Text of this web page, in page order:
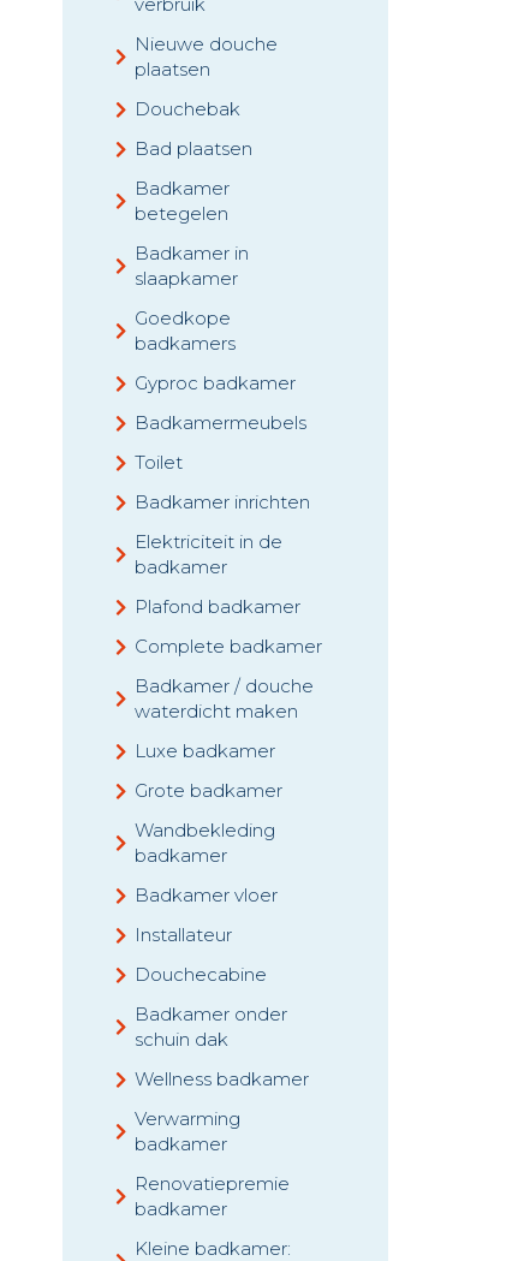
Nieuwe douche
plaatsen
Douchebak
Bad plaatsen
Badkamer
betegelen
Badkamer in
slaapkamer
Goedkope
badkamers
Gyproc badkamer
Badkamermeubels
Toilet
Badkamer inrichten
Elektriciteit in de
badkamer
Plafond badkamer
Complete badkamer
Badkamer / douche
waterdicht maken
Luxe badkamer
Grote badkamer
Wandbekleding
badkamer
Badkamer vloer
Installateur
Douchecabine
Badkamer onder
schuin dak
Wellness badkamer
Verwarming
badkamer
Renovatiepremie
badkamer
Kleine badkamer: